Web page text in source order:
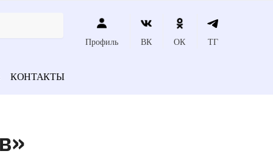
Профиль ВК ОК ТГ
КОНТАКТЫ